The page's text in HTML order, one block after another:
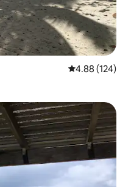
औसत रेटिंग 5 में से
4.88 (124)